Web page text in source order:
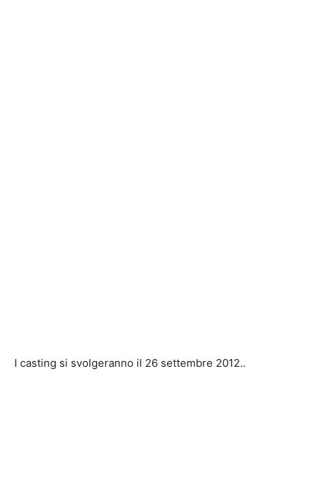
I casting si svolgeranno il 26 settembre 2012..